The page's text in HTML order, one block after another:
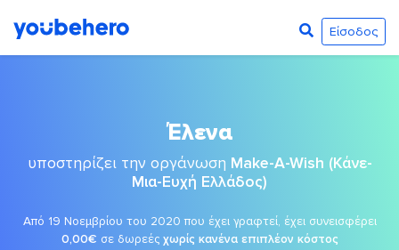
Είσοδος
Έλενα
υποστηρίζει την οργάνωση Make-A-Wish (Κάνε-
Μια-Ευχή Ελλάδος)
Από 19 Νοεμβρίου του 2020 που έχει γραφτεί, έχει συνεισφέρει
0,00€ σε δωρεές χωρίς κανένα επιπλέον κόστος